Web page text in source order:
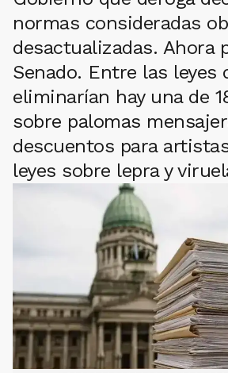
normas consideradas
desactualizadas. Ahora
Senado. Entre las leyes
eliminarían hay una de
sobre palomas
descuentos para
leyes sobre lepra y